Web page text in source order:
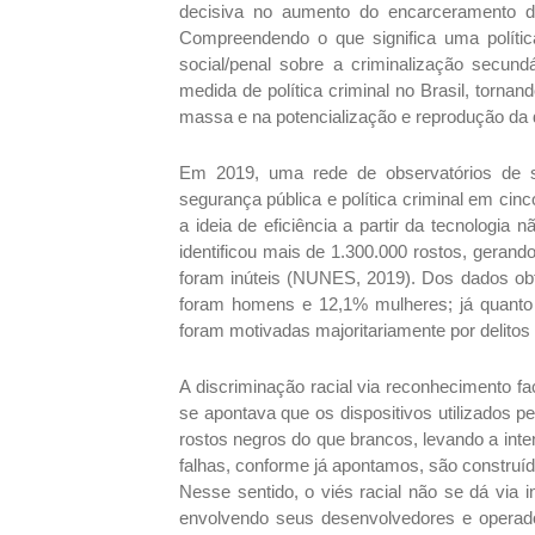
decisiva no aumento do encarceramento
Compreendendo o que significa uma
social/penal sobre a criminalização
medida de política criminal no Brasil,
massa e na potencialização e reprodução
Em 2019, uma rede de observatórios de
segurança pública e política criminal em
a ideia de eficiência a partir da tecnologia
identificou mais de 1.300.000 rostos,
foram inúteis (NUNES, 2019). Dos dados
foram homens e 12,1% mulheres; já
foram motivadas majoritariamente por
A discriminação racial via reconhecimento
se apontava que os dispositivos utilizados
rostos negros do que brancos, levando a
falhas, conforme já apontamos, são
Nesse sentido, o viés racial não se dá via
envolvendo seus desenvolvedores e